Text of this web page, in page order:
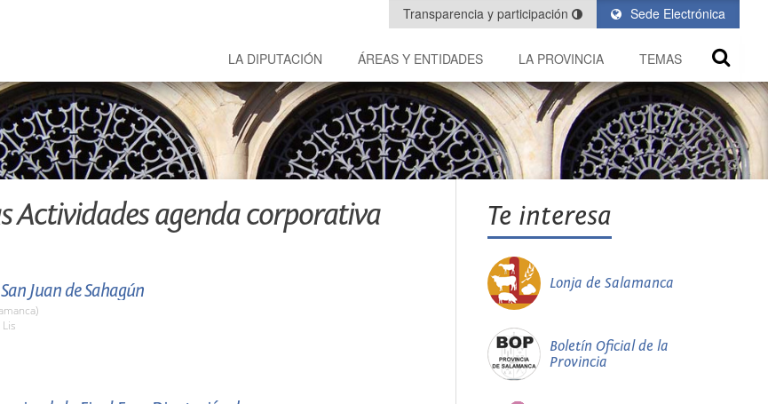
Sede Electrónica
Transparencia y participación
LA DIPUTACIÓN ÁREAS Y ENTIDADES LA PROVINCIA TEMAS
Actividades agenda corporativa
Juan de Sahagún
Te interesa
Lonja de Salamanca
Boletín Oficial de la
Provincia